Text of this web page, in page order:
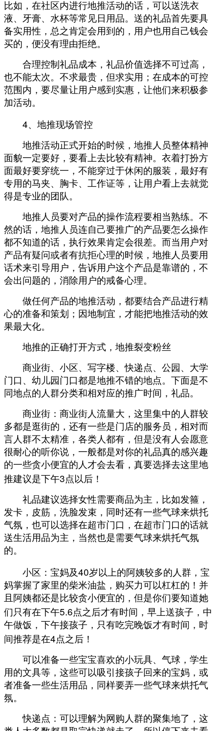
比如，在社区内进行地推活动的话，可以送洗衣
液、牙膏、水杯等常见日用品。送的礼品首先要具
备实用性，总之肯定会用到的，用户也用自己钱会
买的，便没有理由拒绝。
合理控制礼品成本，礼品价值选择不可过高，
也不能太次。不求最贵，但求实用；在成本的可控
范围内，要尽量让用户感到实惠，让他们来积极参
加活动。
4、地推现场管控
地推活动正式开始的时候，地推人员整体精神
面貌一定要好，要看上去比较有精神。衣着打扮方
面最好要穿统一，不能穿过于休闲的服装，最好有
专用的马夹、胸卡、工作证等，让用户看上去就觉
得是专业的团队。
地推人员要对产品的操作流程要相当熟练。不
然的话，地推人员连自己要推广的产品要怎么操作
都不知道的话，执行效果肯定会很差。而当用户对
产品有疑问或者有抗拒心理的时候，地推人员要用
话术来引导用户，告诉用户这个产品是靠谱的，不
会出问题的，消除用户的戒备心理。
做任何产品的地推活动，都要结合产品进行精
心的准备和策划；因地制宜，才能把地推活动的效
果最大化。
地推的正确打开方式，地推裂变粉丝
商业街、小区、写字楼、快递点、公园、大学
门口、幼儿园门口都是地推不错的地点。下面是不
同地点的人群分类和相对应的推广时间，礼品。
商业街：商业街人流量大，这里集中的人群较
多都是逛街的，还有一些是门店的服务员，相对而
言人群不太精准，各类人都有，但是没有人会愿意
很耐心的听你说，一般都是对你的礼品真的感兴趣
的一些贪小便宜的人才会去看，真要选择去这里地
推建议是下午3点以后！
礼品建议选择女性需要商品为主，比如发箍，
发卡，皮筋，洗脸发束，同时还有一些气球来烘托
气氛，也可以选择在超市门口，在超市门口的话就
送生活用品为主，当然也是需要气球来烘托气氛
的。
小区：宝妈及40岁以上的阿姨较多的人群，宝
妈掌握了家里的柴米油盐，购买力可以杠杠的！并
且阿姨都还是比较贪小便宜的，但是你们要知道她
们只有在下午5.6点之后才有时间，早上送孩子，中
午做饭，下午接孩子，只有吃完晚饭才有时间，时
间推荐是在4点之后！
可以准备一些宝宝喜欢的小玩具、气球，学生
用的文具等，这些可以吸引接孩子回来的宝妈，或
者准备一些生活用品，同样要弄一些气球来烘托气
氛。
快递点：可以理解为网购人群的聚集地了，这